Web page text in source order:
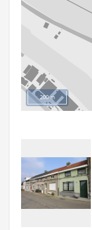
200 m